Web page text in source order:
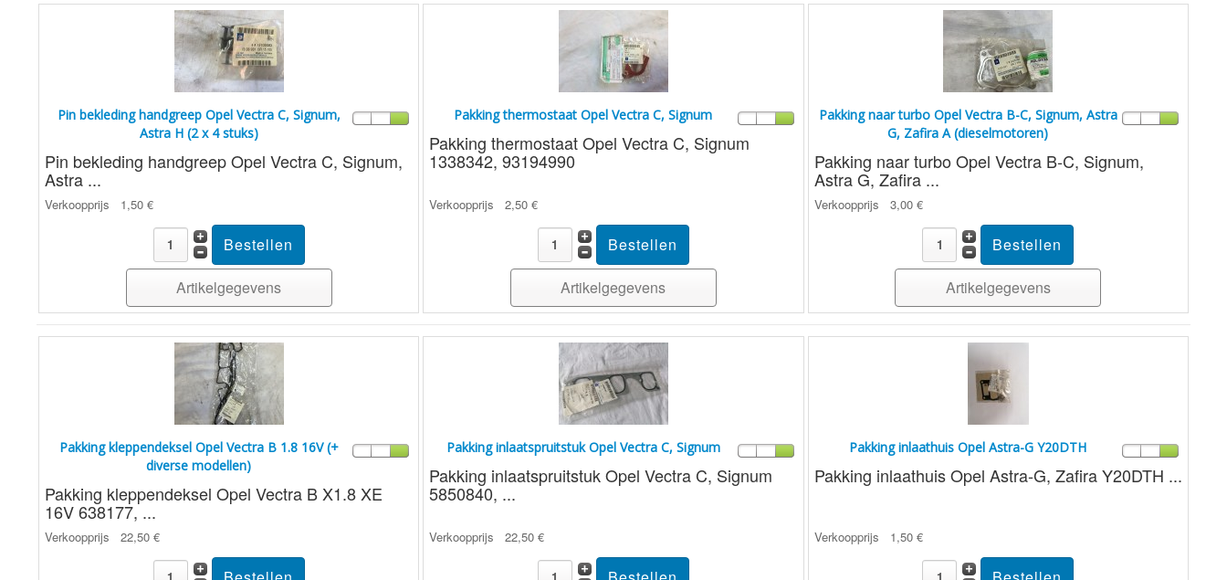
Pin bekleding handgreep Opel Vectra C, Signum,
Astra H (2 x 4 stuks)
Pin bekleding handgreep Opel Vectra C, Signum,
Astra ...
Verkoopprijs 1,50 €
Artikelgegevens
Pakking thermostaat Opel Vectra C, Signum
Pakking thermostaat Opel Vectra C, Signum
1338342, 93194990
Verkoopprijs 2,50 €
Artikelgegevens
Pakking naar turbo Opel Vectra B-C, Signum, Astra
G, Zafira A (dieselmotoren)
Pakking naar turbo Opel Vectra B-C, Signum,
Astra G, Zafira ...
Verkoopprijs 3,00 €
Artikelgegevens
Pakking kleppendeksel Opel Vectra B 1.8 16V (+
diverse modellen)
Pakking kleppendeksel Opel Vectra B X1.8 XE
16V 638177, ...
Verkoopprijs 22,50 €
Pakking inlaatspruitstuk Opel Vectra C, Signum
Pakking inlaatspruitstuk Opel Vectra C, Signum
5850840, ...
Verkoopprijs 22,50 €
Pakking inlaathuis Opel Astra-G Y20DTH
Pakking inlaathuis Opel Astra-G, Zafira Y20DTH ...
Verkoopprijs 1,50 €